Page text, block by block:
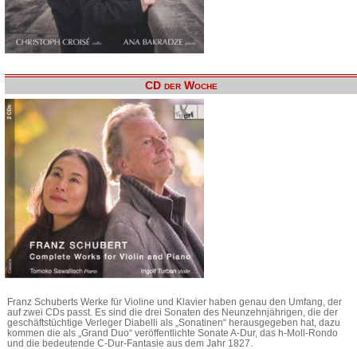
CD der Woche
Franz Schuberts Werke für Violine und Klavier haben genau den Umfang, der
auf zwei CDs passt. Es sind die drei Sonaten des Neunzehnjährigen, die der
geschäftstüchtige Verleger Diabelli als „Sonatinen“ herausgegeben hat, dazu
kommen die als „Grand Duo“ veröffentlichte Sonate A-Dur, das h-Moll-Rondo
und die bedeutende C-Dur-Fantasie aus dem Jahr 1827.